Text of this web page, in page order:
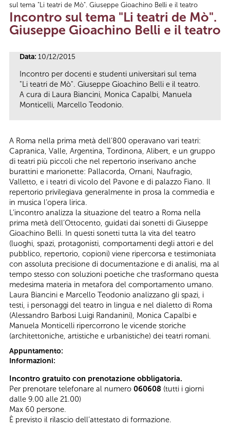
Tu sei qui
sul tema "Li teatri de Mò". Giuseppe Gioachino Belli e il teatro
Incontro sul tema "Li teatri de Mò".
Giuseppe Gioachino Belli e il teatro
Data: 10/12/2015
Incontro per docenti e studenti universitari sul tema
"Li teatri de Mò". Giuseppe Gioachino Belli e il teatro.
A cura di Laura Biancini, Monica Capalbi, Manuela
Monticelli, Marcello Teodonio.
A Roma nella prima metà dell’800 operavano vari teatri:
Capranica, Valle, Argentina, Tordinona, Alibert, e un gruppo
di teatri più piccoli che nel repertorio inserivano anche
burattini e marionette: Pallacorda, Ornani, Naufragio,
Valletto, e i teatri di vicolo del Pavone e di palazzo Fiano. Il
repertorio privilegiava generalmente in prosa la commedia e
in musica l’opera lirica.
L’incontro analizza la situazione del teatro a Roma nella
prima metà dell’Ottocento, guidati dai sonetti di Giuseppe
Gioachino Belli. In questi sonetti tutta la vita del teatro
(luoghi, spazi, protagonisti, comportamenti degli attori e del
pubblico, repertorio, copioni) viene ripercorsa e testimoniata
con assoluta precisione di documentazione e di analisi, ma al
tempo stesso con soluzioni poetiche che trasformano questa
medesima materia in metafora del comportamento umano.
Laura Biancini e Marcello Teodonio analizzano gli spazi, i
testi, i personaggi del teatro in lingua e nel dialetto di Roma
(Alessandro Barbosi Luigi Randanini), Monica Capalbi e
Manuela Monticelli ripercorrono le vicende storiche
(architettoniche, artistiche e urbanistiche) dei teatri romani.
Appuntamento:
Informazioni:
Incontro gratuito con prenotazione obbligatoria.
Per prenotare telefonare al numero 060608 (tutti i giorni
dalle 9.00 alle 21.00)
Max 60 persone.
È previsto il rilascio dell’attestato di formazione.